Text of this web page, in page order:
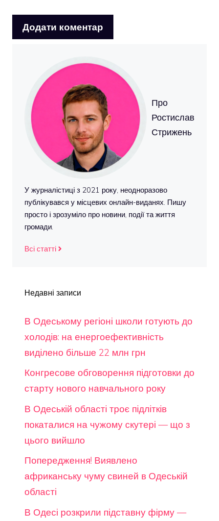
Про
Ростислав
Стрижень
У журналістиці з 2021 року, неодноразово
публікувався у місцевих онлайн-виданях. Пишу
просто і зрозуміло про новини, події та життя
громади.
Всі статті
Недавні записи
В Одеському регіоні школи готують до
холодів: на енергоефективність
виділено більше 22 млн грн
Конгресове обговорення підготовки до
старту нового навчального року
В Одеській області троє підлітків
покаталися на чужому скутері — що з
цього вийшло
Попередження! Виявлено
африканську чуму свиней в Одеській
області
В Одесі розкрили підставну фірму —